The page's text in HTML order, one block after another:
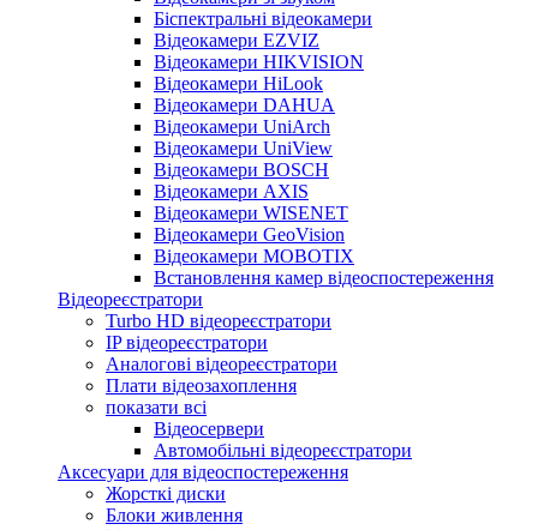
Біспектральні відеокамери
Відеокамери EZVIZ
Відеокамери HIKVISION
Відеокамери HiLook
Відеокамери DAHUA
Відеокамери UniArch
Відеокамери UniView
Відеокамери BOSCH
Відеокамери AXIS
Відеокамери WISENET
Відеокамери GeoVision
Відеокамери MOBOTIX
Встановлення камер відеоспостереження
Відеореєстратори
Turbo HD відеореєстратори
IP відеореєстратори
Аналогові відеореєстратори
Плати відеозахоплення
показати всі
Відеосервери
Автомобільні відеореєстратори
Аксесуари для відеоспостереження
Жорсткі диски
Блоки живлення